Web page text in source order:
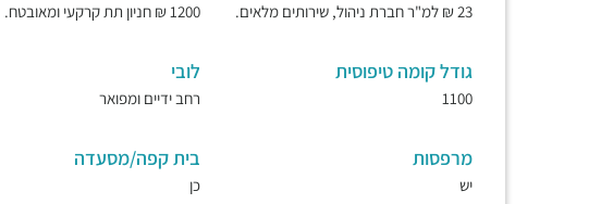
23 ₪ למ"ר חברת ניהול, שירותים מלאים. 1200 ₪ חניון תת קרקעי ומאובטח.
גודל קומה טיפוסית
1100
לובי
רחב ידיים ומפואר
מרפסות
יש
בית קפה/מסעדה
כן